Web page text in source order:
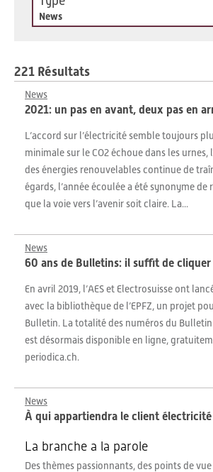
News
221 Résultats
News
2021: un pas en avant, deux pas en
L’accord sur l’électricité semble toujours
minimale sur le CO2 échoue dans les
des énergies renouvelables continue de
égards, l’année écoulée a été synonyme de
que la voie vers l’avenir soit claire. La...
News
60 ans de Bulletins: il suffit de cliquer
En avril 2019, l’AES et Electrosuisse ont
avec la bibliothèque de l’EPFZ, un projet
Bulletin. La totalité des numéros du Bulletin
est désormais disponible en ligne,
periodica.ch.
News
À qui appartiendra le client électricité
La branche a la parole
Des thèmes passionnants, des points de